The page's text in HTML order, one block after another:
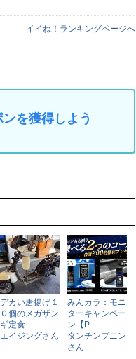
イイね！ランキングページへ
を獲得しよう
デカい唐揚げ１
０個のメガザン
ギ定食 ...
エイジングさん
みんカラ：モニ
ターキャンペー
ン【P ...
タンチンプニン
さん